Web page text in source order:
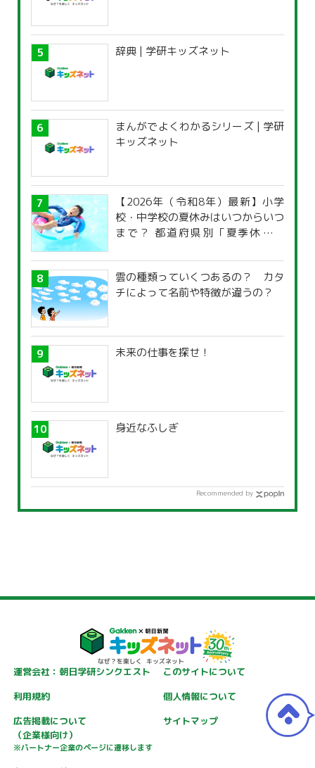
辞典 | 学研キッズネット
まんがでよくわかるシリーズ | 学研
キッズネット
【2026年（令和8年）最新】小学
校・中学校の夏休みはいつからいつ
まで？ 都道府県別「夏季休暇一
雲の種類っていくつあるの？ カタ
チによって名前や特徴が違うの？
未来の仕事を探せ！
身近なふしぎ
Recommended by
運営会社：朝日学研シンクエスト
このサイトについて
利用規約
個人情報について
広告掲載について
（企業様向け）
※パートナー企業のページに遷移します
サイトマップ